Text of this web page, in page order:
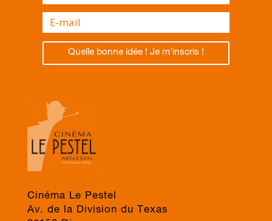
Quelle bonne idée ! Je m'inscris !
Cinéma Le Pestel
Av. de la Division du Texas